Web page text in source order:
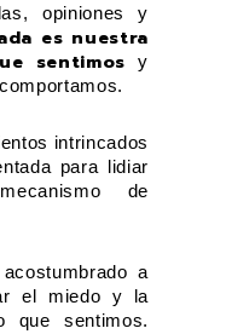
opiniones y
es nuestra
sentimosy
intrincados
para lidiar
de
a
el miedo y la
que sentimos.